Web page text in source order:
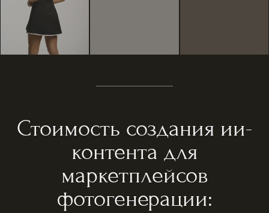
Стоимость создания ии-
контента для
маркетплейсов
фотогенерации: